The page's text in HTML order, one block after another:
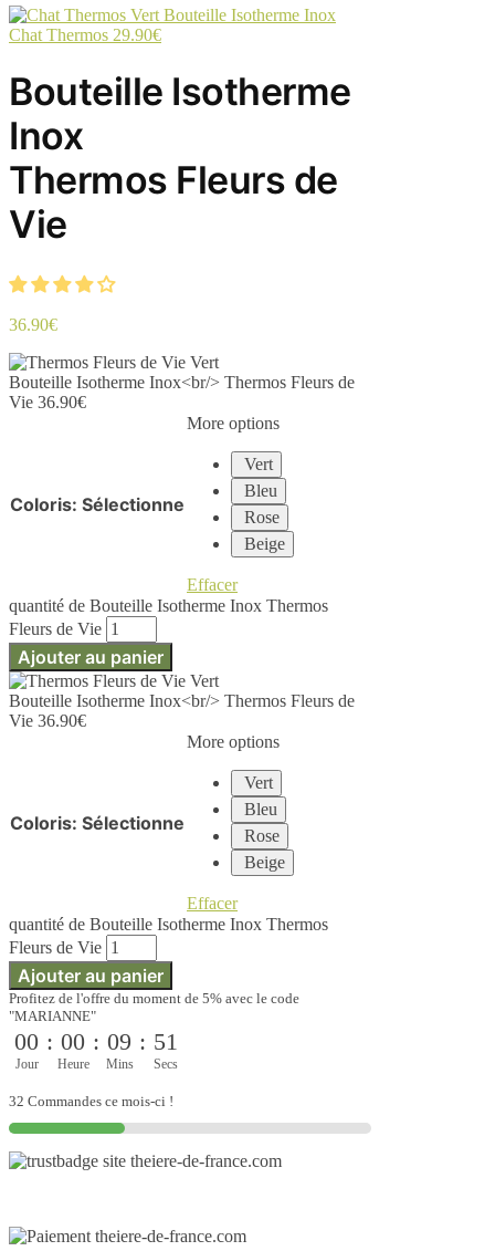
Bouteille Isotherme Inox
Chat Thermos 29.90€
Bouteille Isotherme
Inox
Thermos Fleurs de
Vie
36.90€
Bouteille Isotherme Inox<br/> Thermos Fleurs de
Vie 36.90€
Coloris: Sélectionne
More options
Vert
Bleu
Rose
Beige
Effacer
quantité de Bouteille Isotherme Inox Thermos
Fleurs de Vie
Ajouter au panier
Bouteille Isotherme Inox<br/> Thermos Fleurs de
Vie 36.90€
Coloris: Sélectionne
More options
Vert
Bleu
Rose
Beige
Effacer
quantité de Bouteille Isotherme Inox Thermos
Fleurs de Vie
Ajouter au panier
Profitez de l'offre du moment de 5% avec le code
"MARIANNE"
00
Jour
: 00
Heure
: 09
Mins
: 51
Secs
32 Commandes ce mois-ci !